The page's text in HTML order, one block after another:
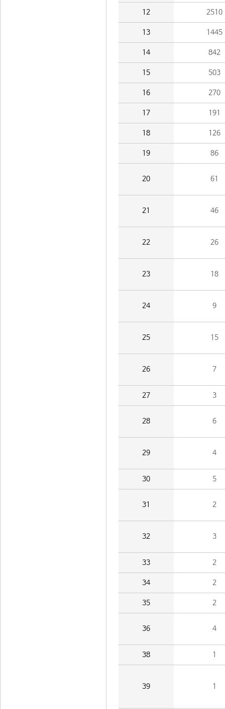
12 2510
13 1445
14 842
15 503
16 270
17 191
18 126
19 86
20 61
21 46
22 26
23 18
24 9
25 15
26 7
27 3
28 6
29 4
30 5
31 2
32 3
33 2
34 2
35 2
36 4
38 1
39 1